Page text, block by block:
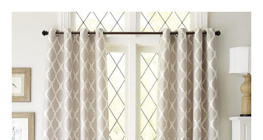
Tip Impiana
Tip Laman
Hub Ideaktiv